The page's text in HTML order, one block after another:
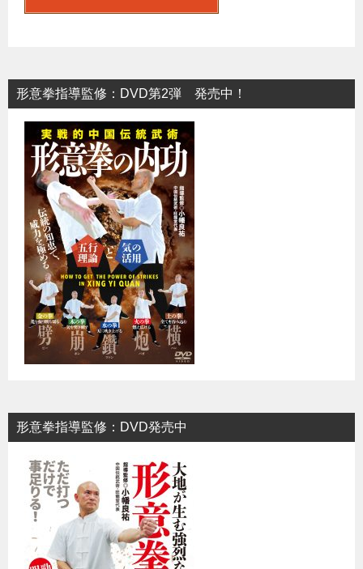
形意拳指導監修：DVD第2弾 発売中！
形意拳指導監修：DVD発売中